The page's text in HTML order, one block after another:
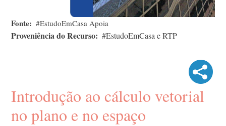
Fonte #EstudoEmCasa Apoia
Proveniência do Recurso #EstudoEmCasa e RTP
Introdução ao cálculo vetorial
no plano e no espaço